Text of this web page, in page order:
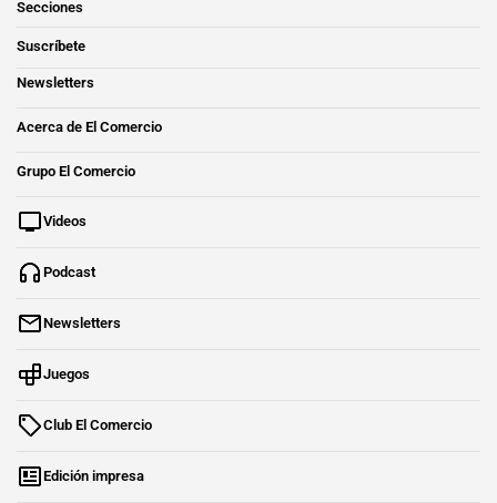
Secciones
Suscríbete
Newsletters
Acerca de El Comercio
Grupo El Comercio
Videos
Podcast
Newsletters
Juegos
Club El Comercio
Edición impresa